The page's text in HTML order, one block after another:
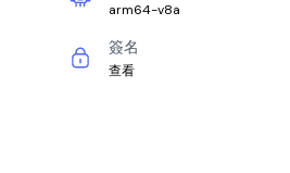
arm64-v8a
簽名
查看